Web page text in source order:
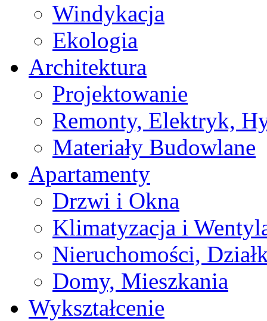
Windykacja
Ekologia
Architektura
Projektowanie
Remonty, Elektryk,
Materiały Budowlane
Apartamenty
Drzwi i Okna
Klimatyzacja i
Nieruchomości,
Domy, Mieszkania
Wykształcenie